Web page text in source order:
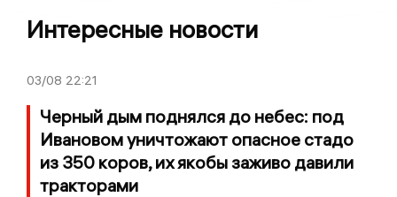
Интересные новости
03/08 22:21
Черный дым поднялся до небес: под
Ивановом уничтожают опасное стадо
из 350 коров, их якобы заживо давили
тракторами